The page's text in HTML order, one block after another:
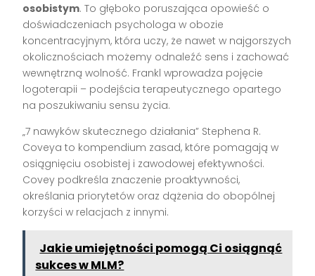
osobistym. To głęboko poruszająca opowieść o
doświadczeniach psychologa w obozie
koncentracyjnym, która uczy, że nawet w najgorszych
okolicznościach możemy odnaleźć sens i zachować
wewnętrzną wolność. Frankl wprowadza pojęcie
logoterapii – podejścia terapeutycznego opartego
na poszukiwaniu sensu życia.
„7 nawyków skutecznego działania” Stephena R.
Coveya to kompendium zasad, które pomagają w
osiągnięciu osobistej i zawodowej efektywności.
Covey podkreśla znaczenie proaktywności,
określania priorytetów oraz dążenia do obopólnej
korzyści w relacjach z innymi.
Jakie umiejętności pomogą Ci osiągnąć
sukces w MLM?